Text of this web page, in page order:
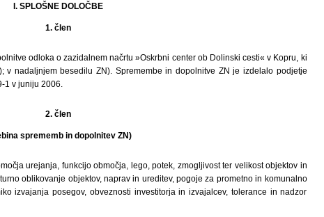
I. SPLOŠNE DOLOČBE
1. člen
odloka o zazidalnem načrtu »Oskrbni center ob Dolinski cesti« v Kopru, ki
v nadaljnjem besedilu ZN). Spremembe in dopolnitve ZN je izdelalo podjetje
1 v juniju 2006.
2. člen
sprememb in dopolnitev ZN)
urejanja, funkcijo območja, lego, potek, zmogljivost ter velikost objektov in
oblikovanje objektov, naprav in ureditev, pogoje za prometno in komunalno
izvajanja posegov, obveznosti investitorja in izvajalcev, tolerance in nadzor